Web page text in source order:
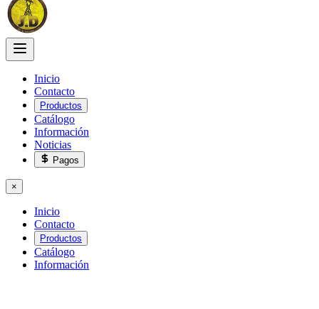
Inicio
Contacto
Productos
Catálogo
Información
Noticias
Pagos
×
Inicio
Contacto
Productos
Catálogo
Información